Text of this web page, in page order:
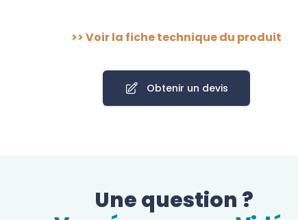
>>Voir la fiche technique du produit
Obtenir un devis
Une question ?